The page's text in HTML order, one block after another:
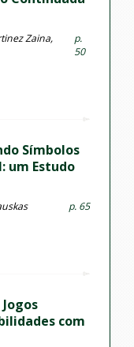
Zaina,
p.
50
Símbolos
um Estudo
p. 65
com